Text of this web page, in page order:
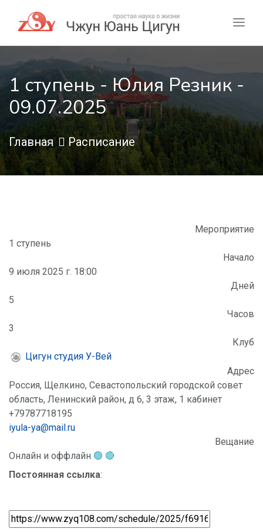
1 ступень - Юлия Резник -
09.07.2025
Главная Расписание
Мероприятие
1 ступень
Начало
9 июля 2025 г. 18:00
Дней
5
Часов
3
Клуб
Цигун студия У-Вей
Адрес
Россия, Щелкино, Севастопольский городской совет
область, Ленинский район, д 6, 3 этаж, 1 кабинет
+79787718195
iyula-ya@mail.ru
Вещание
Онлайн и оффлайн 🟢 🔴
Постоянная ссылка: